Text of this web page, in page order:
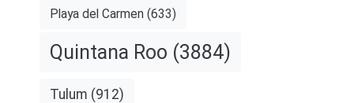
Playa del Carmen (633)
Quintana Roo (3884)
Tulum (912)